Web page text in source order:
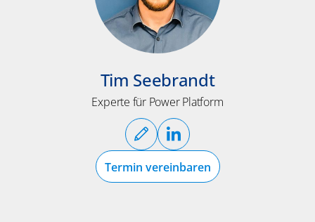
Tim Seebrandt
Experte für Power Platform
Termin vereinbaren